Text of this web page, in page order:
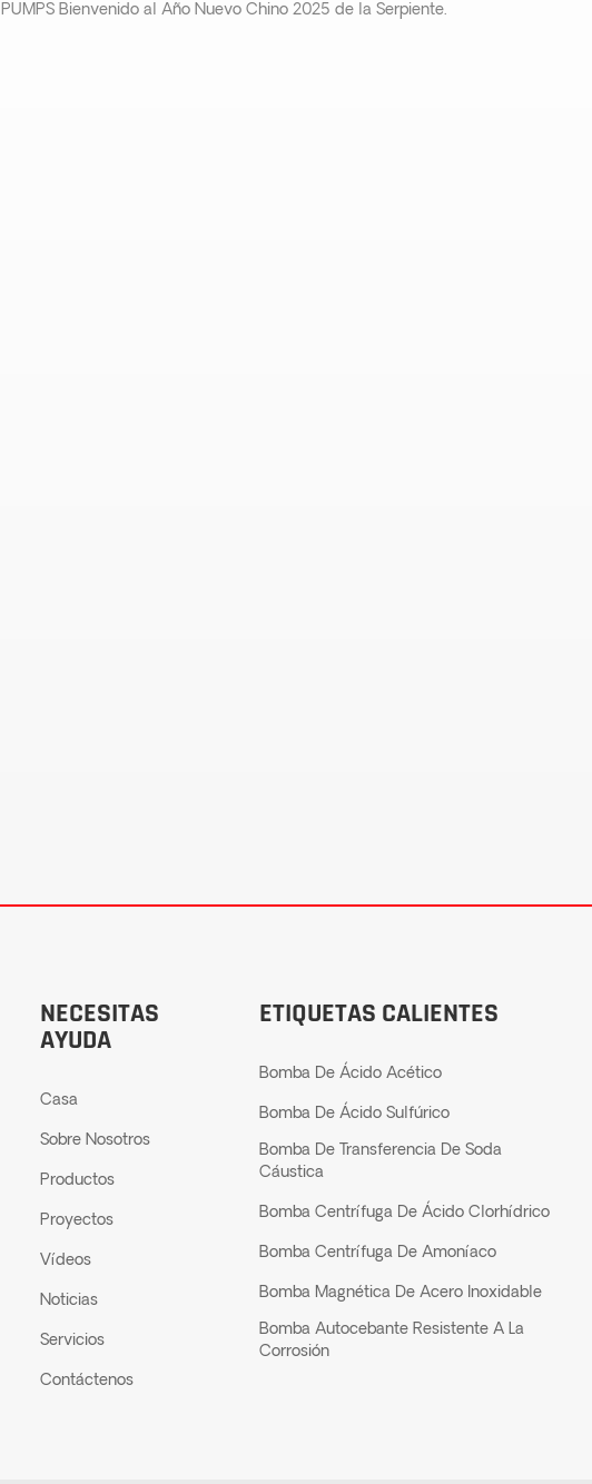
PUMPS Bienvenido al Año Nuevo Chino 2025 de la Serpiente.
NECESITAS
AYUDA
Casa
Sobre Nosotros
Productos
Proyectos
Vídeos
Noticias
Servicios
Contáctenos
ETIQUETAS CALIENTES
Bomba De Ácido Acético
Bomba De Ácido Sulfúrico
Bomba De Transferencia De Soda
Cáustica
Bomba Centrífuga De Ácido Clorhídrico
Bomba Centrífuga De Amoníaco
Bomba Magnética De Acero Inoxidable
Bomba Autocebante Resistente A La
Corrosión